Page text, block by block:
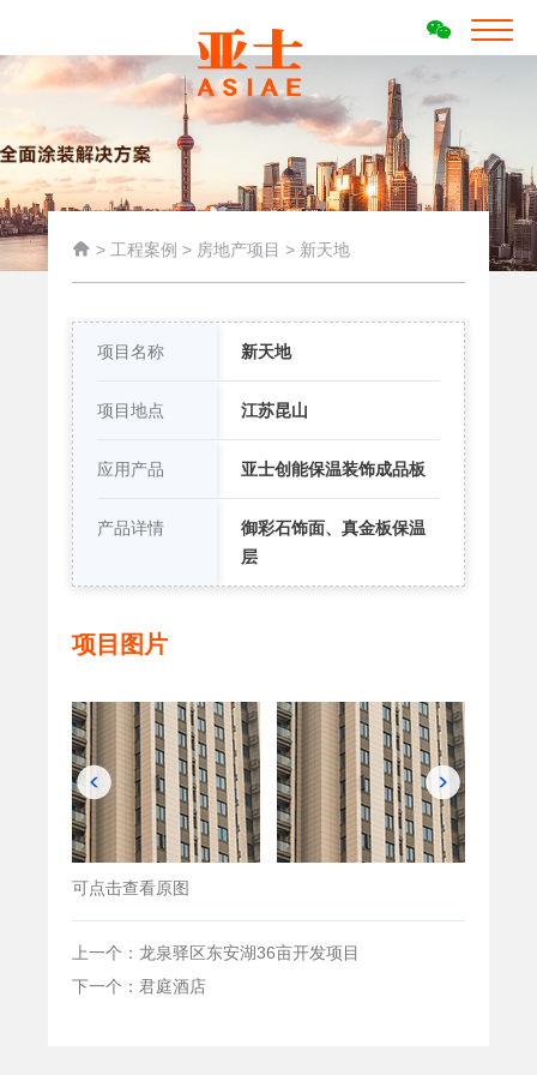
 > 工程案例 > 房地产项目 > 新天地
项目名称 新天地
项目地点 江苏昆山
应用产品 亚士创能保温装饰成品板
产品详情
御彩石饰面、真金板保温
层
项目图片
可点击查看原图
上一个：龙泉驿区东安湖36亩开发项目
下一个：君庭酒店